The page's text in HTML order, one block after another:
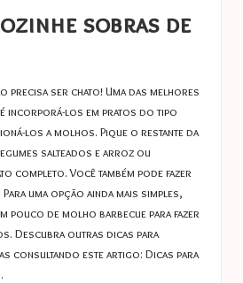
sobras de
precisa ser chato! Uma das melhores
incorporá-los em pratos do tipo
los a molhos. Pique o restante da
salteados e arroz ou
completo. Você também pode fazer
uma opção ainda mais simples,
pouco de molho barbecue para fazer
Descubra outras dicas para
consultando este artigo: Dicas para
.